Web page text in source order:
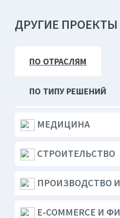
ДРУГИЕ ПРОЕКТЫ
ПО ОТРАСЛЯМ
ПО ТИПУ РЕШЕНИЙ
МЕДИЦИНА
СТРОИТЕЛЬСТВО
ПРОИЗВОДСТВО
E-COMMERCE И